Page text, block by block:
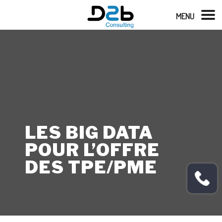
LES BIG DATA
POUR L’OFFRE
DES TPE/PME
MENU